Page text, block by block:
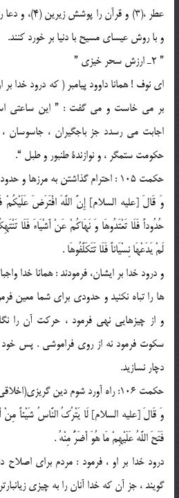
عطر ،(3) و قرآن
و با روش عيساى مسيح با دنيا بر خورد كنند.
” 2ـ ارزش سحر خيزى ”
اى نوف ! همانا داوود پيامبر ( كه درود خدا
بر مى خاست و مى گفت : ” اين ساعتى
اجابت مى رسدد جز باجگيران ، جاسوسان ،
حكومت ستمگر ، و نوازندة طنبور و طبل “.
حكمت 105 : احترام گذاشتن به مرزها و حدود احكام الهى (عبادى)
وَ قَالَ [عليه السلام] إِنَّ اللَّهَ افْتَرَضَ
حُدُوداً فَلَا تَعْتَدُوهَا وَ نَهَاكُمْ عَنْ أَشْيَاءَ فَلَا
لَمْ يَدَعْهَا نِسْيَاناً فَلَا تَتَكَلَّفُوهَا .
و درود خدا بر ایشان، فرمودند : همانا خدا
ها را تباه نكنيد و حدودى براى شما معين
و از چيزهايى نهى فرمود ، حركت آن را
سكوت فرمود نه از روى فراموشى . پس خود
دچار نسازيد.
حكمت 106: راه آورد شوم دين گريزى(اخلاقى ، اعتقادى)
وَ قَالَ [عليه السلام] لَا يَتْرُكُ النَّاسُ شَيْئاً مِنْ
فَتَحَ اللَّهُ عَلَيْهِمْ مَا هُوَ أَضَرُّ مِنْهُ .
درود خدا بر او ، فرمود : مردم براى
گويند ، جز آن كه خدا آنان را به چيزى